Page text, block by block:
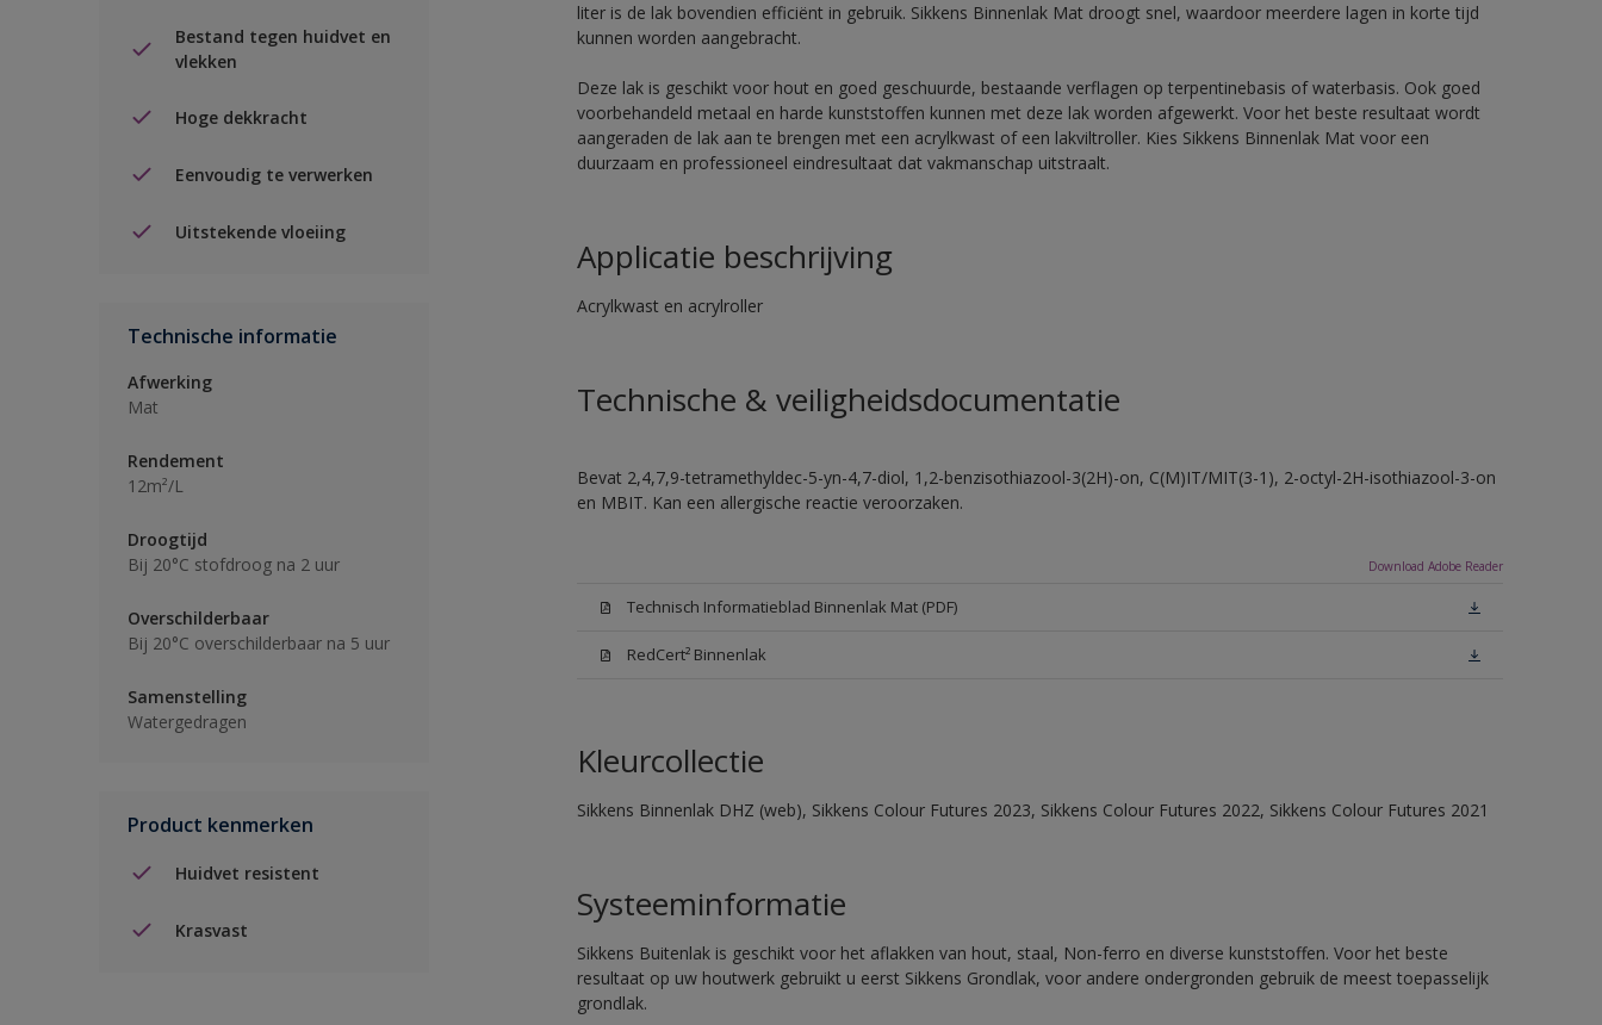
Bestand tegen huidvet en
vlekken
Hoge dekkracht
Eenvoudig te verwerken
Uitstekende vloeiing
Technische informatie
Afwerking
Mat
Rendement
12m²/L
Droogtijd
Bij 20°C stofdroog na 2 uur
Overschilderbaar
Bij 20°C overschilderbaar na 5 uur
Samenstelling
Watergedragen
Product kenmerken
Huidvet resistent
Krasvast
liter is de lak bovendien efficiënt in gebruik. Sikkens Binnenlak Mat droogt snel, waardoor meerdere lagen in korte tijd
kunnen worden aangebracht.
Deze lak is geschikt voor hout en goed geschuurde, bestaande verflagen op terpentinebasis of waterbasis. Ook goed
voorbehandeld metaal en harde kunststoffen kunnen met deze lak worden afgewerkt. Voor het beste resultaat wordt
aangeraden de lak aan te brengen met een acrylkwast of een lakviltroller. Kies Sikkens Binnenlak Mat voor een
duurzaam en professioneel eindresultaat dat vakmanschap uitstraalt.
Applicatie beschrijving
Acrylkwast en acrylroller
Technische & veiligheidsdocumentatie
Bevat 2,4,7,9-tetramethyldec-5-yn-4,7-diol, 1,2-benzisothiazool-3(2H)-on, C(M)IT/MIT(3-1), 2-octyl-2H-isothiazool-3-on
en MBIT. Kan een allergische reactie veroorzaken.
Download Adobe Reader
Technisch Informatieblad Binnenlak Mat (PDF)
RedCert² Binnenlak
Kleurcollectie
Sikkens Binnenlak DHZ (web), Sikkens Colour Futures 2023, Sikkens Colour Futures 2022, Sikkens Colour Futures 2021
Systeeminformatie
Sikkens Buitenlak is geschikt voor het aflakken van hout, staal, Non-ferro en diverse kunststoffen. Voor het beste
resultaat op uw houtwerk gebruikt u eerst Sikkens Grondlak, voor andere ondergronden gebruik de meest toepasselijk
grondlak.